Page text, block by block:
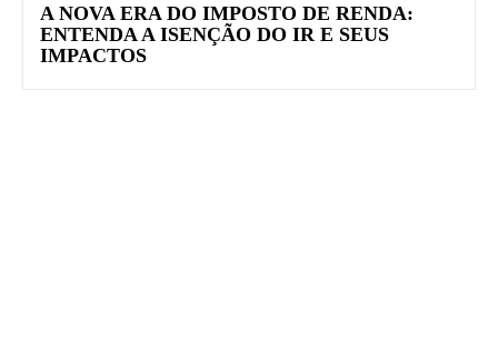
A NOVA ERA DO IMPOSTO DE RENDA:
ENTENDA A ISENÇÃO DO IR E SEUS
IMPACTOS